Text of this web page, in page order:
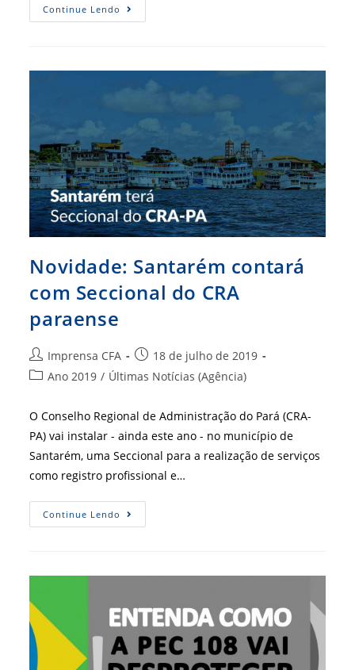
Continue Lendo Justiça
Federal
Em
Novidade: Santarém contará
com Seccional do CRA
paraense
Autor
do
Imprensa CFA
Post
publicado:
18 de julho de 2019
Categoria
post:
Ano 2019 / Últimas Notícias (Agência)
O Conselho Regional de Administração do Pará (CRA-
PA) vai instalar - ainda este ano - no município de
Santarém, uma Seccional para a realização de serviços
como registro profissional e…
Continue Lendo Novidade:
Santarém